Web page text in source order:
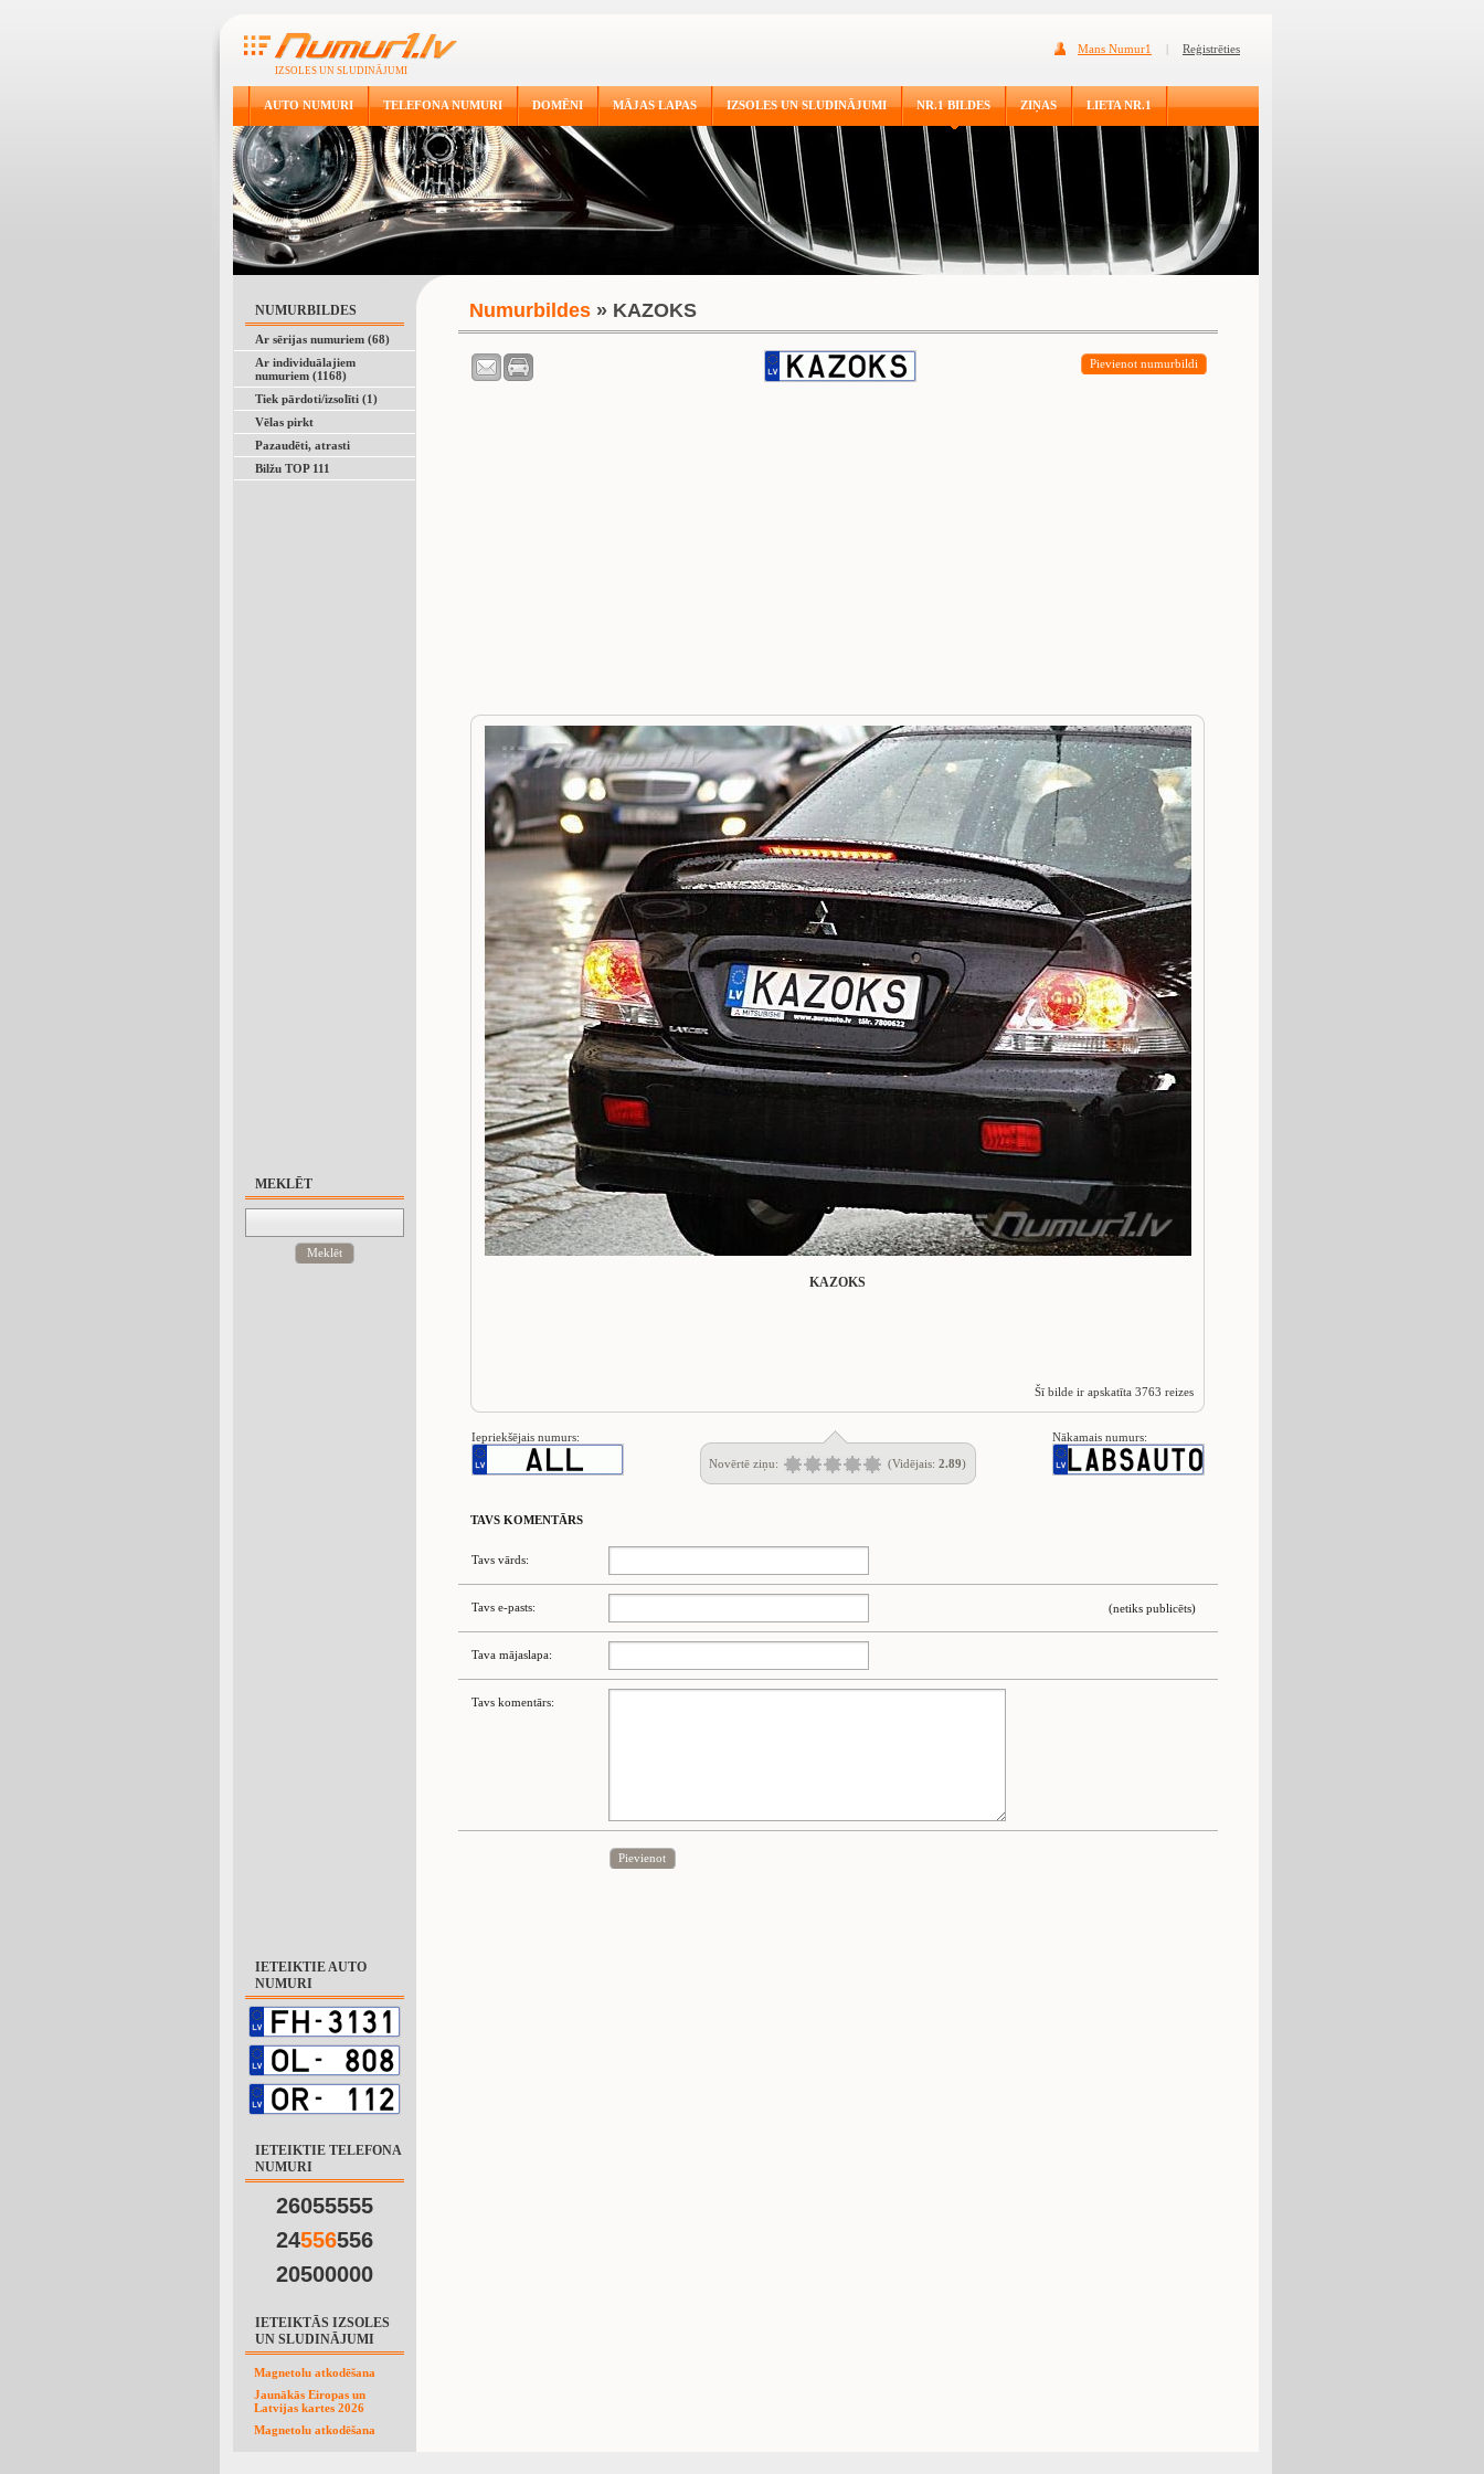
Mans Numur1 | Reģistrēties
IZSOLES UN SLUDINĀJUMI
AUTO NUMURI TELEFONA NUMURI DOMĒNI MĀJAS LAPAS IZSOLES UN SLUDINĀJUMI NR.1 BILDES ZIŅAS LIETA NR.1
NUMURBILDES
Ar sērijas numuriem (68)
Ar individuālajiem
numuriem (1168)
Tiek pārdoti/izsolīti (1)
Vēlas pirkt
Pazaudēti, atrasti
Bilžu TOP 111
MEKLĒT
Meklēt
IETEIKTIE AUTO
NUMURI
IETEIKTIE TELEFONA
NUMURI
26055555
24556556
20500000
IETEIKTĀS IZSOLES
UN SLUDINĀJUMI
Magnetolu atkodēšana
Jaunākās Eiropas un
Latvijas kartes 2026
Magnetolu atkodēšana
Numurbildes» KAZOKS
Pievienot numurbildi
KAZOKS
Šī bilde ir apskatīta 3763 reizes
Iepriekšējais numurs:
Nākamais numurs:
Novērtē ziņu:
(Vidējais: 2.89)
TAVS KOMENTĀRS
Tavs vārds:
(netiks publicēts)
Tavs e-pasts:
Tava mājaslapa:
Tavs komentārs:
Pievienot